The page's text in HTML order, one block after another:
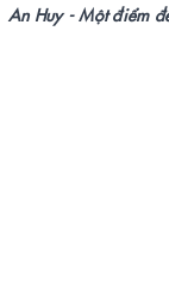
An Huy - Một điểm